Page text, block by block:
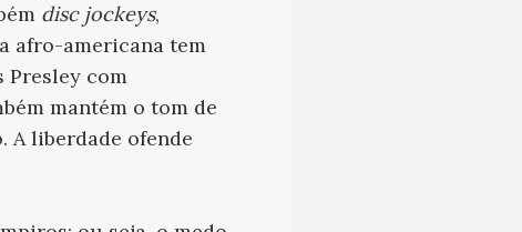
disc jockeys,
afro-americana tem
Presley com
mantém o tom de
A liberdade ofende